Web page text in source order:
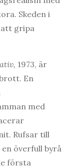
Skeden i
att gripa
1973, är
En
med
Rufsar till
överfull byrå
första